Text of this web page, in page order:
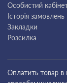
Особистий
Історія замовлень
Закладки
Розсилка
Оплатить товар в